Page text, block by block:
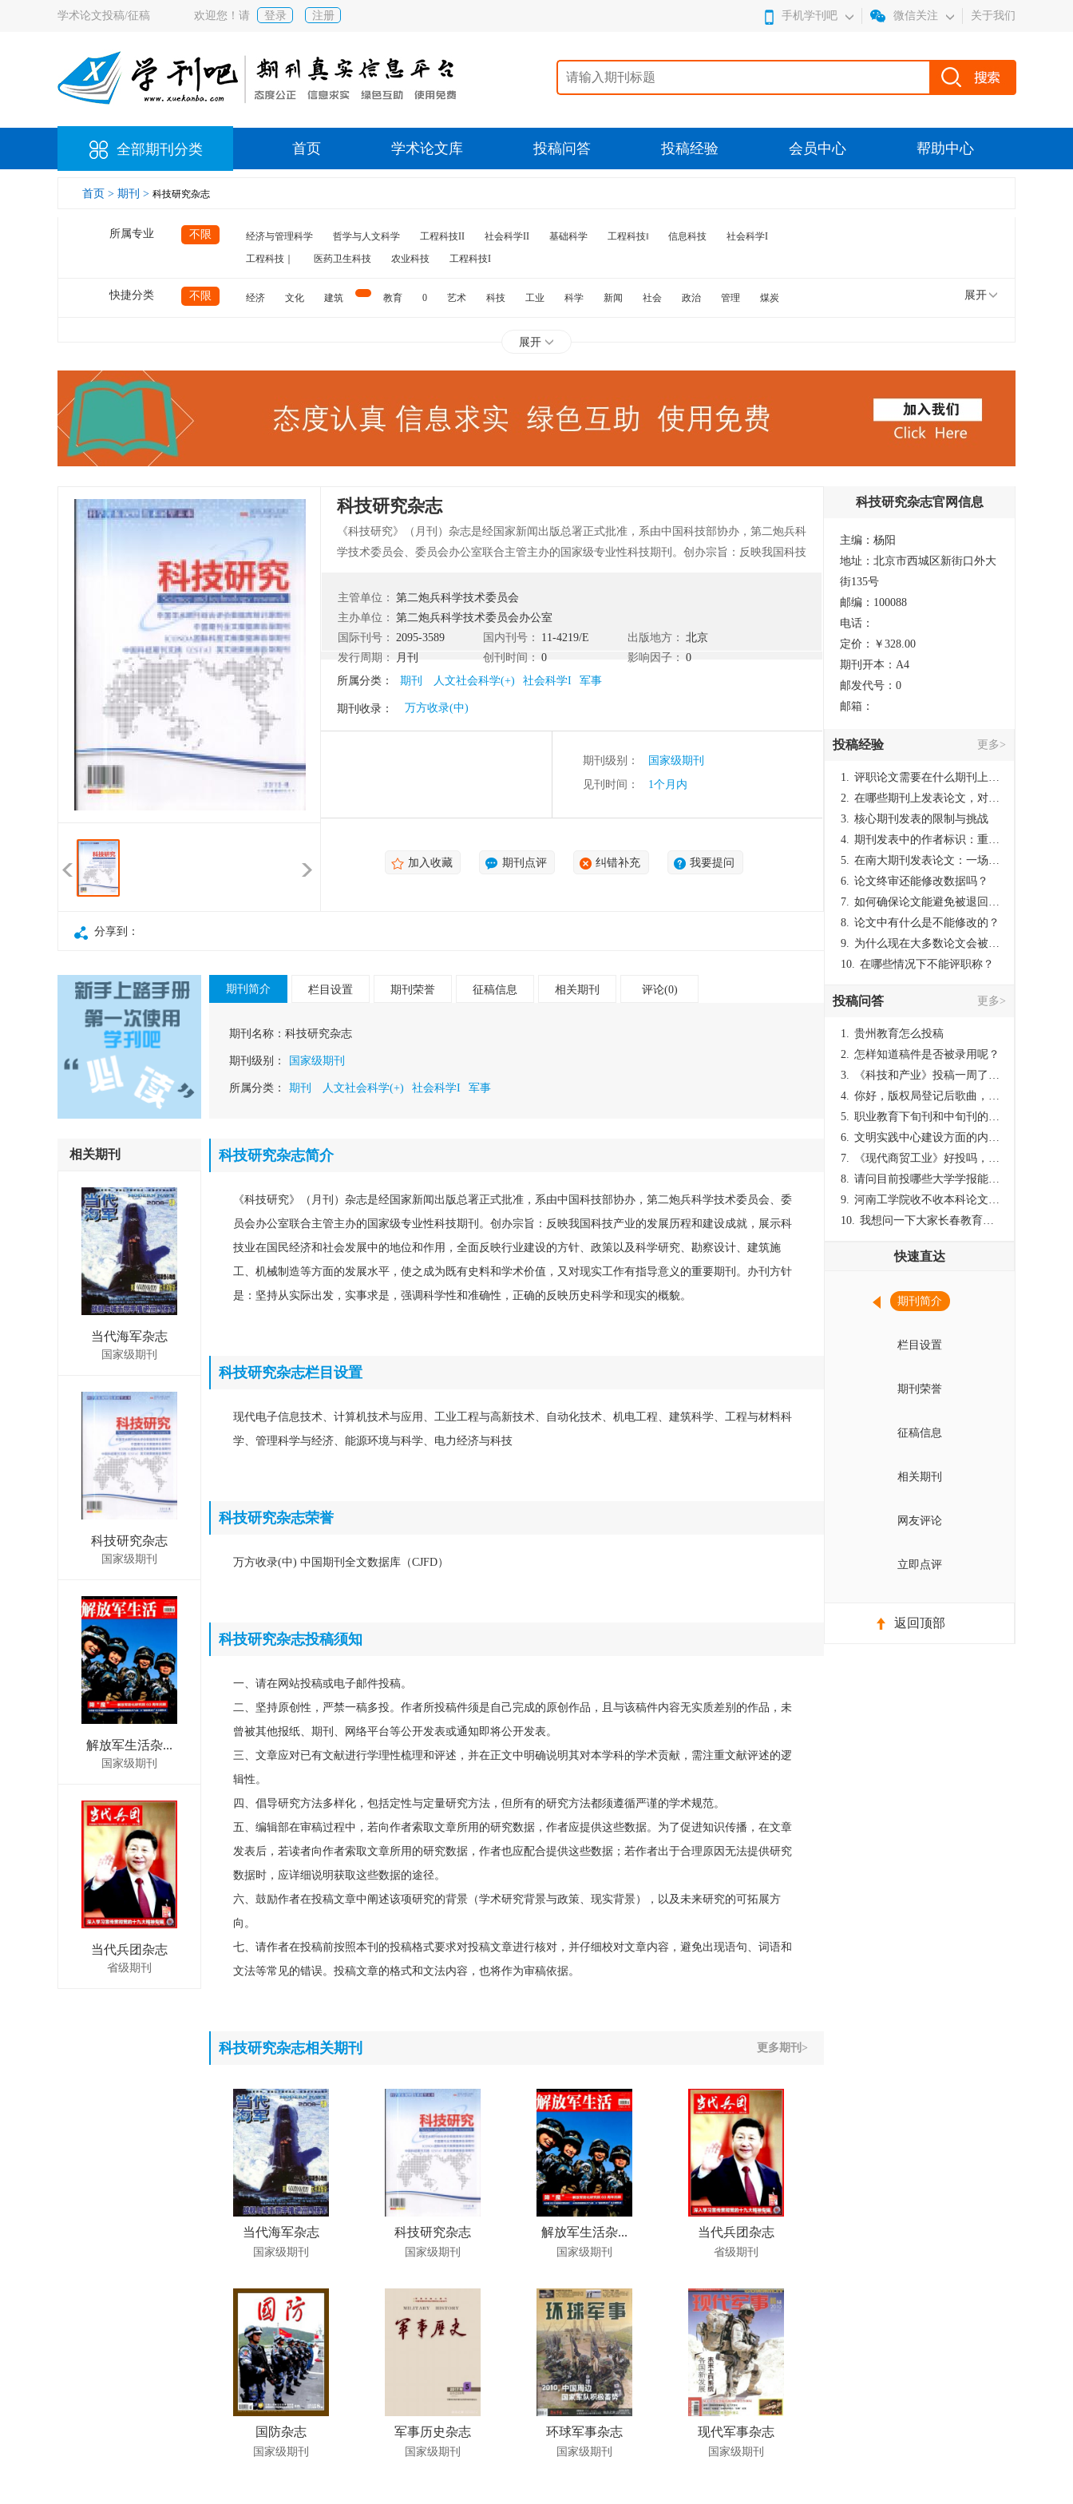
学术论文投稿/征稿 欢迎您！请 登录 注册 手机学刊吧 微信关注 关于我们
全部期刊分类 首页 学术论文库 投稿问答 投稿经验 会员中心 帮助中心
首页 > 期刊 > 科技研究杂志
所属专业 不限 经济与管理科学 哲学与人文科学 工程科技II 社会科学II 基础科学 工程科技‖ 信息科技
社会科学I
工程科技｜
医药卫生科技 农业科技 工程科技I
快捷分类 不限 经济 文化 建筑 教育 0 艺术 科技 工业 科学 新闻 社会 政治 管理
煤炭
展开
展开
科技研究杂志
《科技研究》（月刊）杂志是经国家新闻出版总署正式批准，系由中国科技部协办，第二炮兵科
学技术委员会、委员会办公室联合主管主办的国家级专业性科技期刊。创办宗旨：反映我国科技
建设的方针、政策以及科学研究、勘察设计、建筑施工、机械制造等方面的发展水平，使之成为
既有史料和学术价值，又对现实工作有指导意义的重要期刊。办刊方针是：坚持从实际出发，实
事求是，强调科学性和准确性，正确的反映历史科学和现实的概貌。
主管单位： 第二炮兵科学技术委员会
主办单位： 第二炮兵科学技术委员会办公室
国际刊号： 2095-3589 国内刊号： 11-4219/E 出版地方：
北京
发行周期：
月刊 创刊时间： 0 影响因子：
0
所属分类：
期刊 人文社会科学(+) 社会科学I 军事
期刊收录： 万方收录(中)
期刊级别：
国家级期刊
见刊时间：
1个月内
加入收藏 期刊点评 纠错补充 我要提问
分享到：
相关期刊
当代海军杂志
国家级期刊
科技研究杂志
国家级期刊
解放军生活杂...
国家级期刊
当代兵团杂志
省级期刊
期刊简介 栏目设置 期刊荣誉 征稿信息 相关期刊 评论(0)
期刊名称： 科技研究杂志
期刊级别： 国家级期刊
所属分类： 期刊 人文社会科学(+) 社会科学I 军事
科技研究杂志简介
《科技研究》（月刊）杂志是经国家新闻出版总署正式批准，系由中国科技部协办，第二炮兵科学技术委员会、委
员会办公室联合主管主办的国家级专业性科技期刊。创办宗旨：反映我国科技产业的发展历程和建设成就，展示科
技业在国民经济和社会发展中的地位和作用，全面反映行业建设的方针、政策以及科学研究、勘察设计、建筑施
工、机械制造等方面的发展水平，使之成为既有史料和学术价值，又对现实工作有指导意义的重要期刊。办刊方针
是：坚持从实际出发，实事求是，强调科学性和准确性，正确的反映历史科学和现实的概貌。
科技研究杂志栏目设置
现代电子信息技术、计算机技术与应用、工业工程与高新技术、自动化技术、机电工程、建筑科学、工程与材料科
学、管理科学与经济、能源环境与科学、电力经济与科技
科技研究杂志荣誉
万方收录(中) 中国期刊全文数据库（CJFD）
科技研究杂志投稿须知
一、请在网站投稿或电子邮件投稿。
二、坚持原创性，严禁一稿多投。作者所投稿件须是自己完成的原创作品，且与该稿件内容无实质差别的作品，未
曾被其他报纸、期刊、网络平台等公开发表或通知即将公开发表。
三、文章应对已有文献进行学理性梳理和评述，并在正文中明确说明其对本学科的学术贡献，需注重文献评述的逻
辑性。
四、倡导研究方法多样化，包括定性与定量研究方法，但所有的研究方法都须遵循严谨的学术规范。
五、编辑部在审稿过程中，若向作者索取文章所用的研究数据，作者应提供这些数据。为了促进知识传播，在文章
发表后，若读者向作者索取文章所用的研究数据，作者也应配合提供这些数据；若作者出于合理原因无法提供研究
数据时，应详细说明获取这些数据的途径。
六、鼓励作者在投稿文章中阐述该项研究的背景（学术研究背景与政策、现实背景），以及未来研究的可拓展方
向。
七、请作者在投稿前按照本刊的投稿格式要求对投稿文章进行核对，并仔细校对文章内容，避免出现语句、词语和
文法等常见的错误。投稿文章的格式和文法内容，也将作为审稿依据。
科技研究杂志相关期刊 更多期刊>
当代海军杂志
国家级期刊
科技研究杂志
国家级期刊
解放军生活杂...
国家级期刊
当代兵团杂志
省级期刊
国防杂志
国家级期刊
军事历史杂志
国家级期刊
环球军事杂志
国家级期刊
现代军事杂志
国家级期刊
科技研究杂志官网信息
主编：杨阳
地址：北京市西城区新街口外大
街135号
邮编：100088
电话：
定价：￥328.00
期刊开本：A4
邮发代号：0
邮箱：
投稿经验 更多>
1. 评职论文需要在什么期刊上发表？
2. 在哪些期刊上发表论文，对考研有优势？
3. 核心期刊发表的限制与挑战
4. 期刊发表中的作者标识：重要性与实践
5. 在南大期刊发表论文：一场知识探索与学术成就的旅程
6. 论文终审还能修改数据吗？
7. 如何确保论文能避免被退回：关键条件与策略
8. 论文中有什么是不能修改的？
9. 为什么现在大多数论文会被评判为AI撰写？（深度剖析查重机制下的困境与出路）
10. 在哪些情况下不能评职称？
投稿问答 更多>
1. 贵州教育怎么投稿
2. 怎样知道稿件是否被录用呢？
3.
《科技和产业》投稿一周了仍是“已发回执”状态，这是什么意思？什么时候外审？
4. 你好，版权局登记后歌曲，这里能否发表
5. 职业教育下旬刊和中旬刊的国内刊号一样，他们有什么区别，两本刊物都是真的吗？
6. 文明实践中心建设方面的内容适合那种期刊
7.
《现代商贸工业》好投吗，版面费多少？
8. 请问目前投哪些大学学报能较快出刊啊
9. 河南工学院收不收本科论文呀？
10. 我想问一下大家长春教育学院学报是本科学报吗？
快速直达
期刊简介
栏目设置
期刊荣誉
征稿信息
相关期刊
网友评论
立即点评
返回顶部